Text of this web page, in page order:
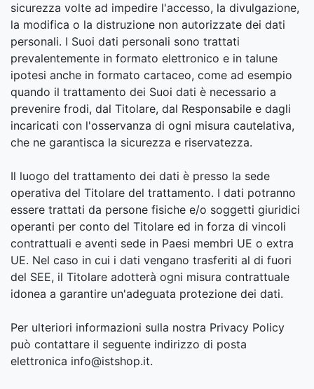
sicurezza volte ad impedire l'accesso, la divulgazione,
la modifica o la distruzione non autorizzate dei dati
personali. I Suoi dati personali sono trattati
prevalentemente in formato elettronico e in talune
ipotesi anche in formato cartaceo, come ad esempio
quando il trattamento dei Suoi dati è necessario a
prevenire frodi, dal Titolare, dal Responsabile e dagli
incaricati con l'osservanza di ogni misura cautelativa,
che ne garantisca la sicurezza e riservatezza.
Il luogo del trattamento dei dati è presso la sede
operativa del Titolare del trattamento. I dati potranno
essere trattati da persone fisiche e/o soggetti giuridici
operanti per conto del Titolare ed in forza di vincoli
contrattuali e aventi sede in Paesi membri UE o extra
UE. Nel caso in cui i dati vengano trasferiti al di fuori
del SEE, il Titolare adotterà ogni misura contrattuale
idonea a garantire un'adeguata protezione dei dati.
Per ulteriori informazioni sulla nostra Privacy Policy
può contattare il seguente indirizzo di posta
elettronica info@istshop.it.